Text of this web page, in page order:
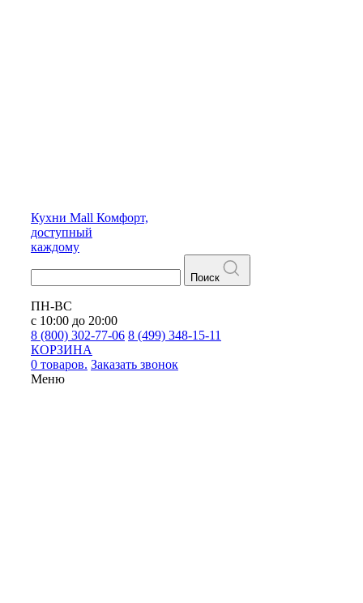
Кухни Mall Комфорт,
доступный
каждому
Поиск
ПН-ВС
с 10:00 до 20:00
8 (800) 302-77-06 8 (499) 348-15-11
КОРЗИНА
0 товаров. Заказать звонок
Меню